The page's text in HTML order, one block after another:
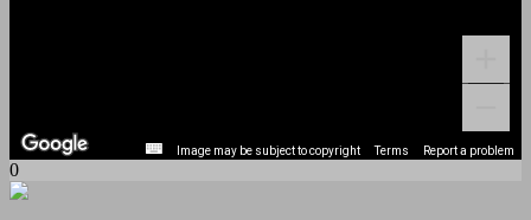
Image may be subject to copyright Terms Report a problem
0